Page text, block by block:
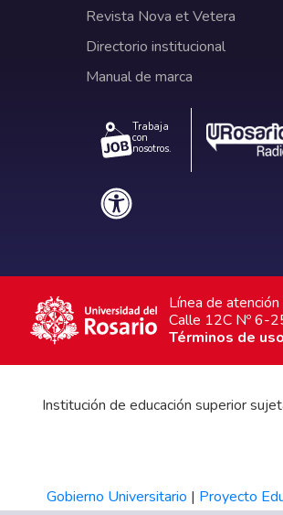
Revista Nova et Vetera
Directorio institucional
Manual de marca
Trabaja
con
nosotros.
Línea de
Calle 12C Nº 6-
Términos de uso
Institución de educación superior
Gobierno Universitario | Proyecto